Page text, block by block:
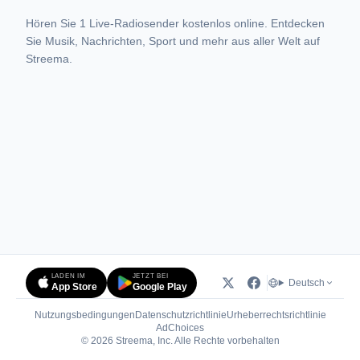
Hören Sie 1 Live-Radiosender kostenlos online. Entdecken
Sie Musik, Nachrichten, Sport und mehr aus aller Welt auf
Streema.
LADEN IM
App Store
JETZT BEI
Google Play Deutsch
Nutzungsbedingungen DatenschutzrichtlinieUrheberrechtsrichtlinie
AdChoices(öffnet in neuem Tab)
© 2026 Streema, Inc. Alle Rechte vorbehalten